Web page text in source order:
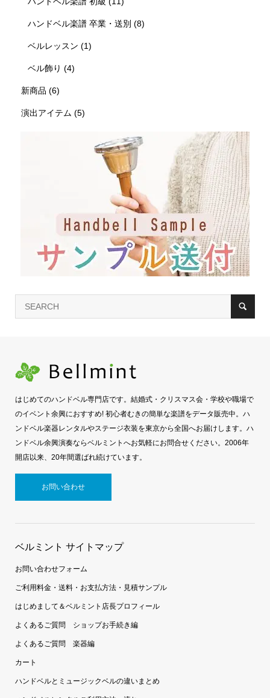
ハンドベル楽譜 卒業・送別 (8)
ベルレッスン (1)
ベル飾り (4)
新商品 (6)
演出アイテム (5)
はじめてのハンドベル専門店です。結婚式・クリスマス会・学校や職場で
のイベント余興におすすめ! 初心者むきの簡単な楽譜をデータ販売中。ハ
ンドベル楽器レンタルやステージ衣装を東京から全国へお届けします。ハ
ンドベル余興演奏ならベルミントへお気軽にお問合せください。2006年
開店以来、20年間選ばれ続けています。
お問い合わせ
ベルミント サイトマップ
お問い合わせフォーム
ご利用料金・送料・お支払方法・見積サンプル
はじめまして＆ベルミント店長プロフィール
よくあるご質問 ショップお手続き編
よくあるご質問 楽器編
カート
ハンドベルとミュージックベルの違いまとめ